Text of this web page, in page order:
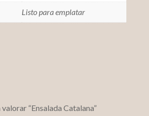
Listo para emplatar
“Ensalada Catalana”